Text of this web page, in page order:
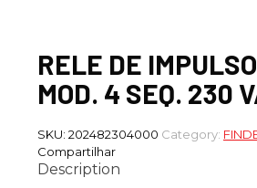
RELE DE IMPULSO
MOD. 4 SEQ. 230
SKU: 202482304000 Category:
Compartilhar
Description